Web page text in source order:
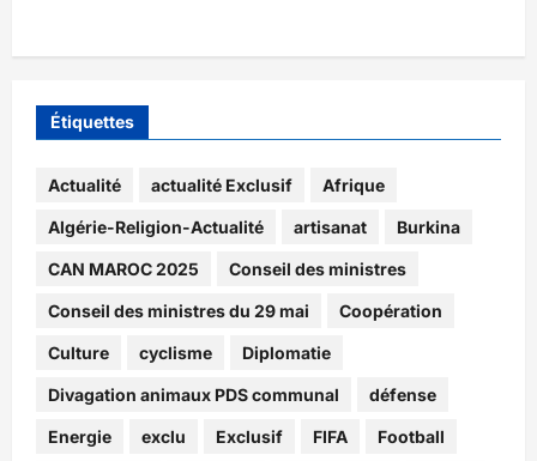
Étiquettes
Actualité actualité Exclusif Afrique
Algérie-Religion-Actualité artisanat Burkina
CAN MAROC 2025 Conseil des ministres
Conseil des ministres du 29 mai Coopération
Culture cyclisme Diplomatie
Divagation animaux PDS communal défense
Energie exclu Exclusif FIFA Football